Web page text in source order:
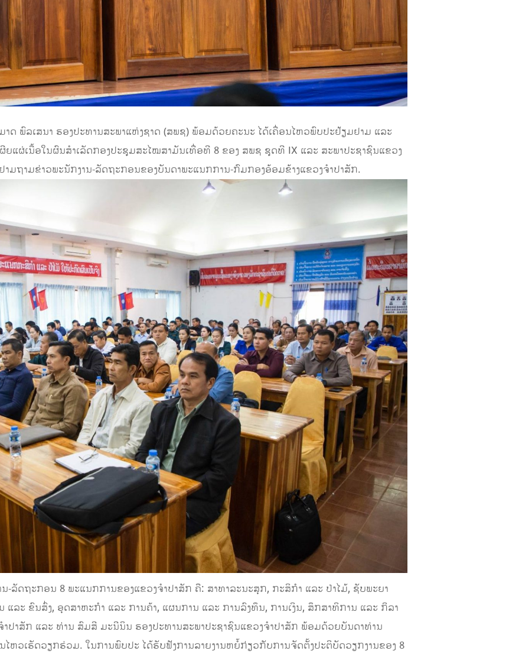
ດ ພົລເສນາ ຮອງປະທານສະພາແຫ່ງຊາດ (ສພຊ) ພ້ອມດ້ວຍຄະນະ ໄດ້ເຄື່ອນໄຫວພົບປະຢ້ຽມຢາມ ແລະ
ຍແຜ່ເນື້ອໃນຜົນສໍາເລັດກອງປະຊຸມສະໄໝສາມັນເທື່ອທີ 8 ຂອງ ສພຊ ຊຸດທີ IX ແລະ ສະພາປະຊາຊົນແຂວງ
ມຖາມຂ່າວພະນັກງານ-ລັດຖະກອນຂອງບັນດາພະແນກການ-ກົມກອງອ້ອມຂ້າງແຂວງຈໍາປາສັກ.
-ລັດຖະກອນ 8 ພະແນກການຂອງແຂວງຈໍາປາສັກ ຄື: ສາທາລະນະສຸກ, ກະສິກໍາ ແລະ ປ່າໄມ້, ຊັບພະຍາ
ລະ ຂົນສົ່ງ, ອຸດສາຫະກໍາ ແລະ ການຄ້າ, ແຜນການ ແລະ ການລົງທຶນ, ການເງິນ, ສຶກສາທິການ ແລະ ກິລາ
າປາສັກ ແລະ ທ່ານ ສົມສີ ມະນີນິນ ຮອງປະທານສະພາປະຊາຊົນແຂວງຈໍາປາສັກ ພ້ອມດ້ວຍບັນດາທ່ານ
ຫວເຮັດວຽກຮ່ວມ. ໃນການພົບປະ ໄດ້ຮັບຟັງການລາຍງານຫຍໍ້ກ່ຽວກັບການຈັດຕັ້ງປະຕິບັດວຽກງານຂອງ 8